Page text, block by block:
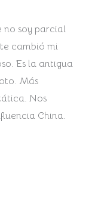
no soy parcial
cambió mi
Es la antigua
Más
Nos
China.